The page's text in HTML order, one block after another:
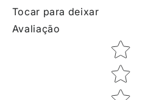
Tocar para deixar
Avaliação
Star